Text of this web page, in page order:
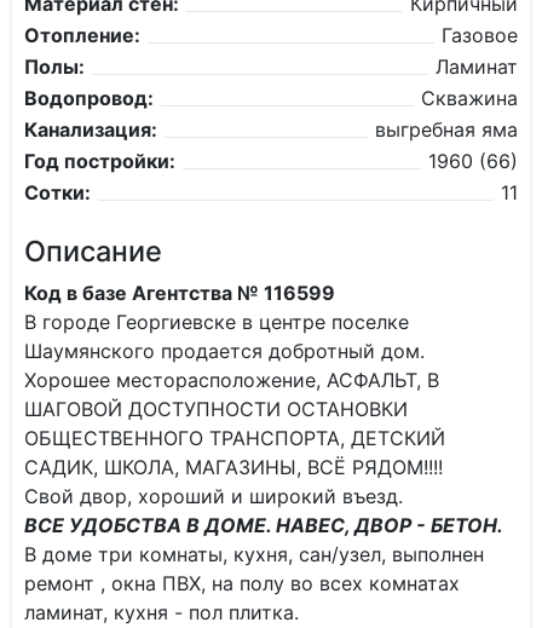
Отопление:
Газовое
Полы:
Ламинат
Водопровод:
Скважина
Канализация:
выгребная яма
Год постройки:
1960 (66)
Сотки:
11
Описание
Код в базе Агентства № 116599
В городе Георгиевске в центре поселке
Шаумянского продается добротный дом.
Хорошее месторасположение, АСФАЛЬТ, В
ШАГОВОЙ ДОСТУПНОСТИ ОСТАНОВКИ
ОБЩЕСТВЕННОГО ТРАНСПОРТА, ДЕТСКИЙ
САДИК, ШКОЛА, МАГАЗИНЫ, ВСЁ РЯДОМ!!!!
Свой двор, хороший и широкий въезд.
ВСЕ УДОБСТВА В ДОМЕ. НАВЕС, ДВОР - БЕТОН.
В доме три комнаты, кухня, сан/узел, выполнен
ремонт , окна ПВХ, на полу во всех комнатах
ламинат, кухня - пол плитка.